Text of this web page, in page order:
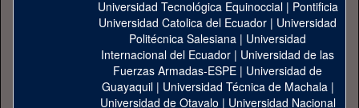
Universidad Tecnológica Equinoccial| Pontificia
Universidad Catolica del Ecuador | Universidad
Politécnica Salesiana | Universidad
Internacional del Ecuador | Universidad de las
Fuerzas Armadas-ESPE | Universidad de
Guayaquil| Universidad Técnica de Machala|
Universidad de Otavalo | Universidad Nacional